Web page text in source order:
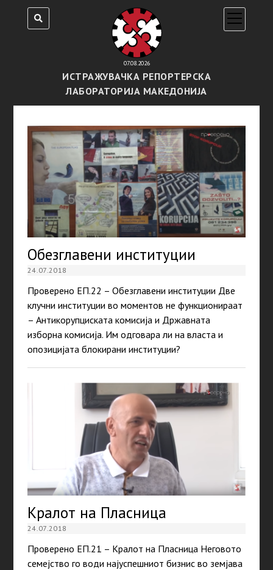
07.08.2026
ИСТРАЖУВАЧКА РЕПОРТЕРСКА
ЛАБОРАТОРИЈА МАКЕДОНИЈА
open
menu
Обезглавени институции
24.07.2018
Проверено ЕП.22 – Обезглавени институции Две
клучни институции во моментов не функционираат
– Антикорупциската комисија и Државната
изборна комисија. Им одговара ли на власта и
опозицијата блокирани институции?
Кралот на Пласница
24.07.2018
Проверено ЕП.21 – Кралот на Пласница Неговото
семејство го води најуспешниот бизнис во земјава